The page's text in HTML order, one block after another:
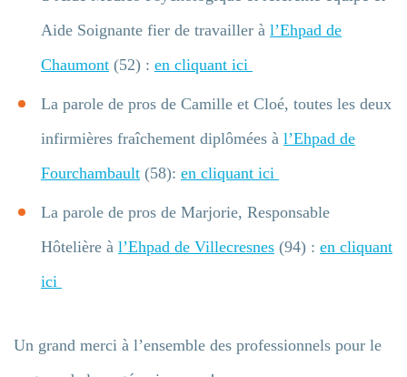
Entrez votre recherche
Aide Soignante fier de travailler à l’Ehpad de
Chaumont (52) : en cliquant ici
La parole de pros de Camille et Cloé, toutes les deux
infirmières fraîchement diplômées à l’Ehpad de
Fourchambault (58): en cliquant ici
La parole de pros de Marjorie, Responsable
Hôtelière à l’Ehpad de Villecresnes (94) : en cliquant
ici
Un grand merci à l’ensemble des professionnels pour le